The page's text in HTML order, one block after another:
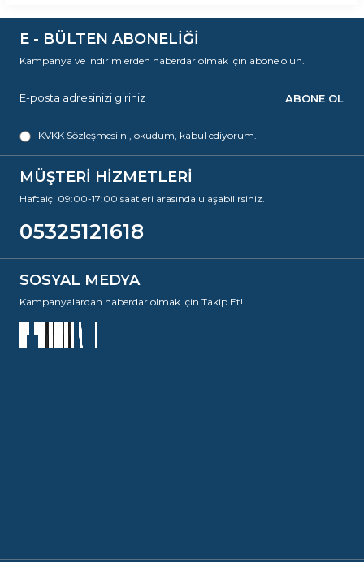
MÜŞTERİ HİZMETLERİ
Haftaiçi 09:00-17:00 saatleri arasında ulaşabilirsiniz.
05325121618
E - BÜLTEN ABONELİĞİ
Kampanya ve indirimlerden haberdar olmak için abone olun.
ABONE OL
KVKK Sözleşmesi'ni, okudum, kabul ediyorum.
SOSYAL MEDYA
Kampanyalardan haberdar olmak için Takip Et!